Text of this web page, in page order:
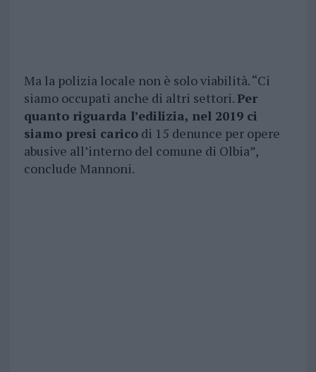
Ma la polizia locale non è solo viabilità. “Ci
siamo occupati anche di altri settori.Per
quanto riguarda l’edilizia, nel 2019 ci
siamo presi caricodi 15 denunce per opere
abusive all’interno del comune di Olbia”,
conclude Mannoni.